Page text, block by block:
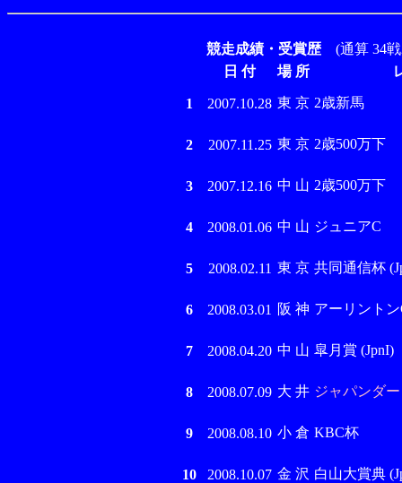
競走成績・受賞歴(通算 34戦
日 付
場 所
1 2007.10.28 東 京 2歳新馬
2 2007.11.25 東 京 2歳500万下
3 2007.12.16 中 山 2歳500万下
4 2008.01.06 中 山 ジュニアC
5 2008.02.11 東 京 共同通信杯
6 2008.03.01 阪 神 アーリントン
7 2008.04.20 中 山 皐月賞 (JpnI)
8 2008.07.09 大 井 ジャパンダ
9 2008.08.10 小 倉 KBC杯
10 2008.10.07 金 沢 白山大賞典